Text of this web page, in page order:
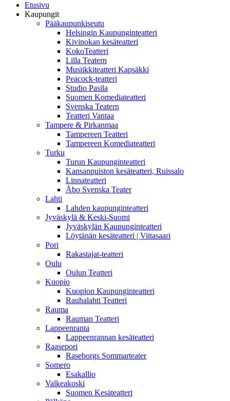
Etusivu
Kaupungit
Pääkaupunkiseutu
Helsingin Kaupunginteatteri
Kivinokan kesäteatteri
KokoTeatteri
Lilla Teatern
Musiikkiteatteri Kapsäkki
Peacock-teatteri
Studio Pasila
Suomen Komediateatteri
Svenska Teatern
Teatteri Vantaa
Tampere & Pirkanmaa
Tampereen Teatteri
Tampereen Komediateatteri
Turku
Turun Kaupunginteatteri
Kansanpuiston kesäteatteri, Ruissalo
Linnateatteri
Åbo Svenska Teater
Lahti
Lahden kaupunginteatteri
Jyväskylä & Keski-Suomi
Jyväskylän Kaupunginteatteri
Löytänän kesäteatteri | Viitasaari
Pori
Rakastajat-teatteri
Oulu
Oulun Teatteri
Kuopio
Kuopion Kaupunginteatteri
Rauhalahti Teatteri
Rauma
Rauman Teatteri
Lappeenranta
Lappeenrannan kesäteatteri
Raasepori
Raseborgs Sommarteater
Somero
Esakallio
Valkeakoski
Suomen Kesäteatteri